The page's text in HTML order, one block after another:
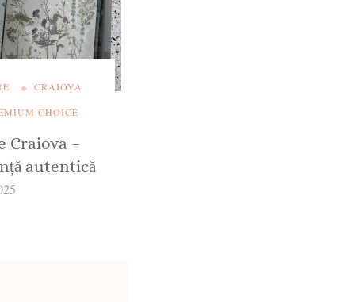
CRAIOVA
CHOICE
Craiova –
autentică